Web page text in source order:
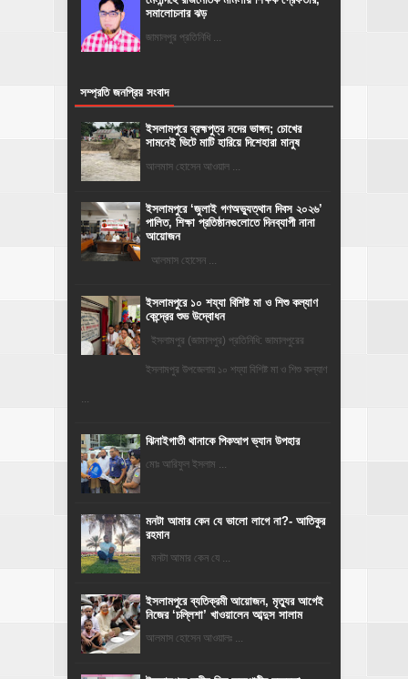
সমালোচনার ঝড়
জামালপুর প্রতিনিধি ...
সম্প্রতি জনপ্রিয় সংবাদ
ইসলামপুরে ব্রহ্মপুত্র নদের ভাঙ্গন; চোখের
সামনেই ভিটে মাটি হারিয়ে দিশেহারা মানুষ
আলমাস হোসেন আওয়াল ...
‎ইসলামপুরে ‘জুলাই গণঅভ্যুত্থান দিবস ২০২৬’
পালিত, শিক্ষা প্রতিষ্ঠানগুলোতে দিনব্যাপী নানা
আয়োজন
‎​আলমাস হোসেন ...
ইসলামপুরে ১০ শয্যা বিশিষ্ট মা ও শিশু কল্যাণ
কেন্দ্রের শুভ উদ্বোধন
ইসলামপুর (জামালপুর) প্রতিনিধি: জামালপুরের
ইসলামপুর উপজেলায় ১০ শয্যা বিশিষ্ট মা ও শিশু কল্যাণ
ঝিনাইগাতী থানাকে পিকআপ ভ্যান উপহার
মোঃ আরিফুল ইসলাম ...
মনটা আমার কেন যে ভালো লাগে না?- আতিকুর
রহমান
মনটা আমার কেন যে ...
‎ইসলামপুরে ব্যতিক্রমী আয়োজন, মৃত্যুর আগেই
নিজের ‘চল্লিশা’ খাওয়ালেন আব্দুস সালাম
আলমাস হোসেন আওয়ালঃ ...